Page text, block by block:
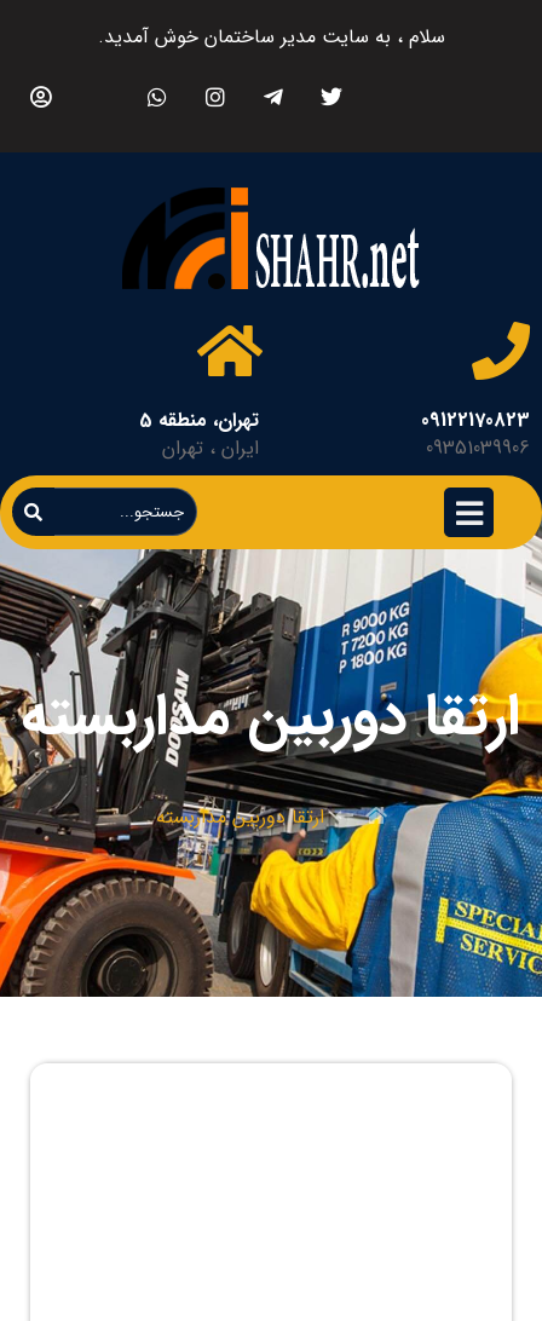
سلام ، به سایت مدیر ساختمان خوش آمدید.
09122170823
09351039906
تهران، منطقه 5
ایران ، تهران
ارتقا دوربین مداربسته
ارتقا دوربین مداربسته